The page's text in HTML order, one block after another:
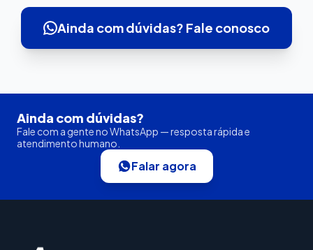
Ainda com dúvidas? Fale conosco
Ainda com dúvidas?
Fale com a gente no WhatsApp — resposta rápida e
atendimento humano.
Falar agora